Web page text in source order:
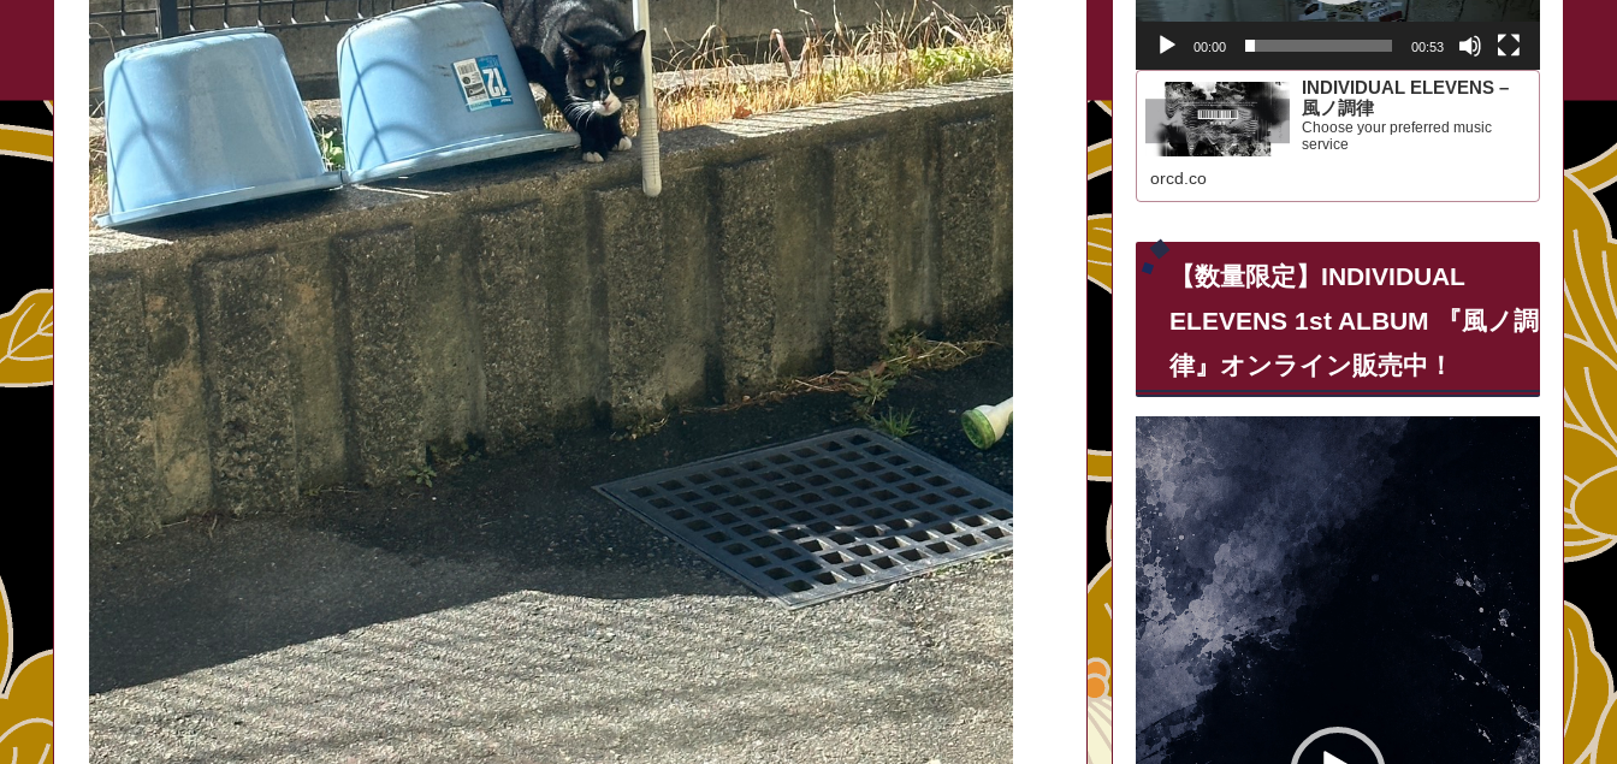
ー
00:00 00:53
INDIVIDUAL ELEVENS –
風ノ調律
Choose your preferred music
service
orcd.co
【数量限定】INDIVIDUAL
ELEVENS 1st ALBUM 『風ノ調
律』オンライン販売中！
動
画
プ
レ
ー
ヤ
ー